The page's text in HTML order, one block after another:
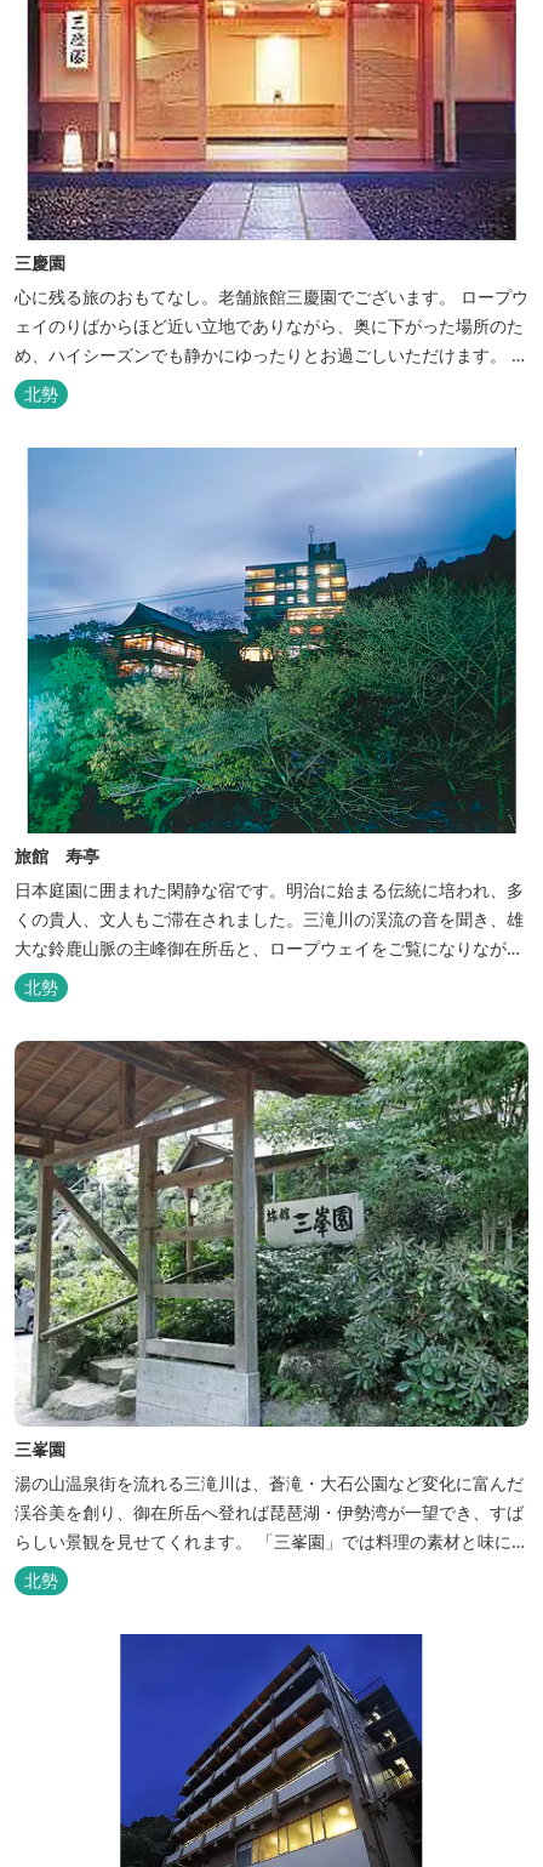
三慶園
心に残る旅のおもてなし。老舗旅館三慶園でございます。 ロープウ
ェイのりばからほど近い立地でありながら、奥に下がった場所のた
め、ハイシーズンでも静かにゆったりとお過ごしいただけます。 自
慢の大浴場からは、雄大な御在所岳を背に、御在所ロープウェイが
望めます。季節ごとに表情を変える湯の山の自然と対話しながら至
北勢
旅館 寿亭
日本庭園に囲まれた閑静な宿です。明治に始まる伝統に培われ、多
くの貴人、文人もご滞在されました。三滝川の渓流の音を聞き、雄
大な鈴鹿山脈の主峰御在所岳と、ロープウェイをご覧になりながら
お入りいただく露天風呂は気持ちがいいです。 また、庭園にある昭
和初期の離れの客間を改装した貸切風呂（６タイプ）はレトロクラ
シカルな雰囲気でみなさまに好評をいただいております。夕食は部
屋食の為、お子様連れやカッ...
北勢
三峯園
湯の山温泉街を流れる三滝川は、蒼滝・大石公園など変化に富んだ
渓谷美を創り、御在所岳へ登れば琵琶湖・伊勢湾が一望でき、すば
らしい景観を見せてくれます。 「三峯園」では料理の素材と味にも
こだわり、お客様に四季の織り成す景観と、いい湯、いい味、めぐ
りあいをお届けいたします。
北勢